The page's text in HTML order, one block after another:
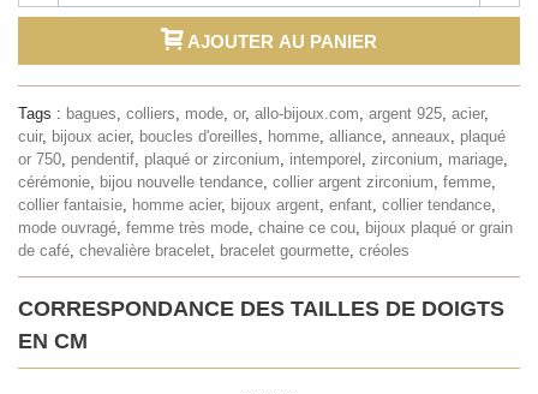
AJOUTER AU PANIER
Tags : bagues, colliers, mode, or, allo-bijoux.com, argent 925, acier,
cuir, bijoux acier, boucles d'oreilles, homme, alliance, anneaux, plaqué
or 750, pendentif, plaqué or zirconium, intemporel , zirconium, mariage,
cérémonie, bijou nouvelle tendance, collier argent zirconium, femme,
collier fantaisie, homme acier, bijoux argent, enfant, collier tendance,
mode ouvragé, femme très mode, chaine ce cou, bijoux plaqué or grain
de café, chevalière bracelet, bracelet gourmette, créoles
CORRESPONDANCE DES TAILLES DE DOIGTS
EN CM